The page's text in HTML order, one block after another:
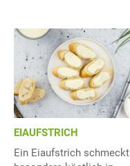
EIAUFSTRICH
Ein Eiaufstrich schmeckt